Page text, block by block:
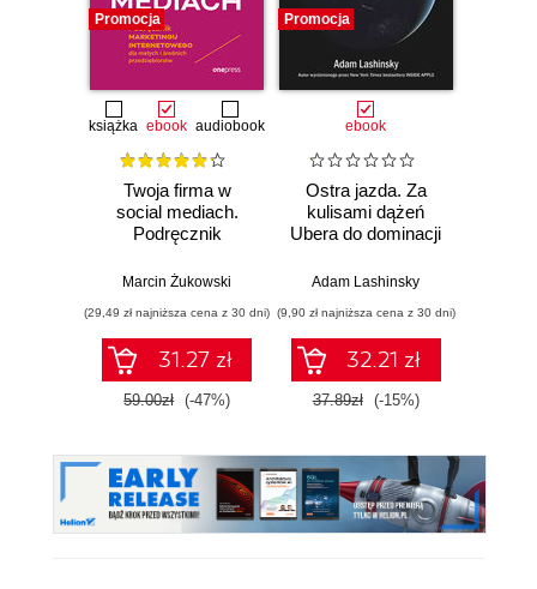
Promocja
książka ebook audiobook
Twoja firma w
social mediach.
Podręcznik
internetowego dla
przedsiębiorstw.
Wydanie IV
poszerzone
Marcin Żukowski
(29,49 zł najniższa cena z 30 dni)
31.27 zł
59.00zł (-47%)
Promocja
ebook
Ostra jazda. Za
kulisami dążeń
Ubera do dominacji
Adam Lashinsky
(9,90 zł najniższa cena z 30 dni)
32.21 zł
37.89zł (-15%)